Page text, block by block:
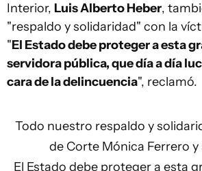
Interior, Luis Alberto Heber,
"respaldo y solidaridad" con la
"El Estado debe proteger a esta
servidora pública, que día a día
cara de la delincuencia", reclamó.
Todo nuestro respaldo y
de Corte Mónica Ferrero y
El Estado debe proteger a esta